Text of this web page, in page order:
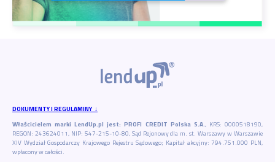
DOKUMENTY I REGULAMINY ↓
Właścicielem marki LendUp.pl jest: PROFI CREDIT Polska S.A., KRS: 0000518190,
REGON: 243624011, NIP: 547-215-10-80, Sąd Rejonowy dla m. st. Warszawy w Warszawie
XIV Wydział Gospodarczy Krajowego Rejestru Sądowego; Kapitał akcyjny: 794.751.000 PLN,
wpłacony w całości.